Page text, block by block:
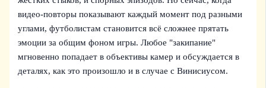
видео-повторы показывают каждый момент под разными
углами, футболистам становится всё сложнее прятать
эмоции за общим фоном игры. Любое "закипание"
мгновенно попадает в объективы камер и обсуждается в
деталях, как это произошло и в случае с Винисиусом.